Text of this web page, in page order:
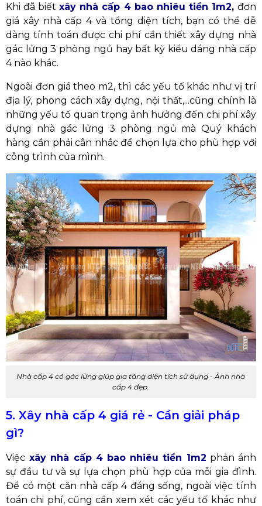
Khi đã biếtxây nhà cấp 4 bao nhiêu tiền 1m2, đơn
giá xây nhà cấp 4 và tổng diện tích, bạn có thể dễ
dàng tính toán được chi phí cần thiết xây dựng nhà
gác lửng 3 phòng ngủ hay bất kỳ kiểu dáng nhà cấp
4 nào khác.
Ngoài đơn giá theo m2, thì các yếu tố khác như vị trí
địa lý, phong cách xây dựng, nội thất,...cũng chính là
những yếu tố quan trọng ảnh hưởng đến chi phí xây
dựng nhà gác lửng 3 phòng ngủ mà Quý khách
hàngcần phải cân nhắc để chọn lựa cho phù hợp với
công trình của mình.
Nhà cấp 4 có gác lửng giúp gia tăng diện tích sử dụng - Ảnh nhà
cấp 4 đẹp.
5. Xây nhà cấp 4 giá rẻ - Cần giải pháp
gì?
Việc xây nhà cấp 4 bao nhiêu tiền 1m2 phản ánh
sự đầu tư và sự lựa chọn phù hợp của mỗi gia đình.
Để có một căn nhà cấp 4 đáng sống, ngoài việc tính
toán chi phí, cũng cần xem xét các yếu tố khác như